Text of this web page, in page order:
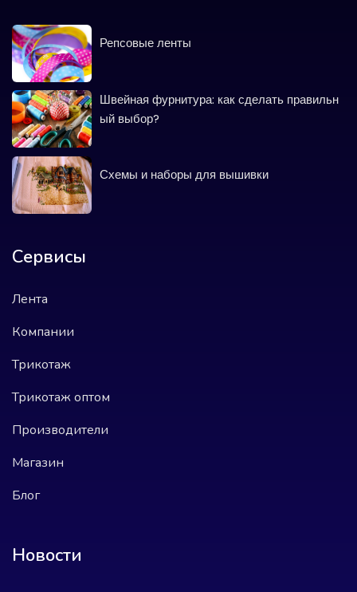
Репсовые ленты
Швейная фурнитура: как сделать правильн
ый выбор?
Схемы и наборы для вышивки
Сервисы
Лента
Компании
Трикотаж
Трикотаж оптом
Производители
Магазин
Блог
Новости